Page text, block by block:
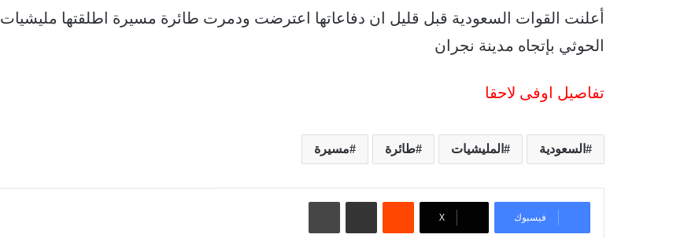
أعلنت القوات السعودية قبل قليل ان دفاعاتها اعترضت ودمرت طائرة مسيرة اطلقتها مليشيات
الحوثي بإتجاه مدينة نجران
تفاصيل اوفى لاحقا
السعودية المليشيات طائرة مسيرة
فيسبوك ‫X